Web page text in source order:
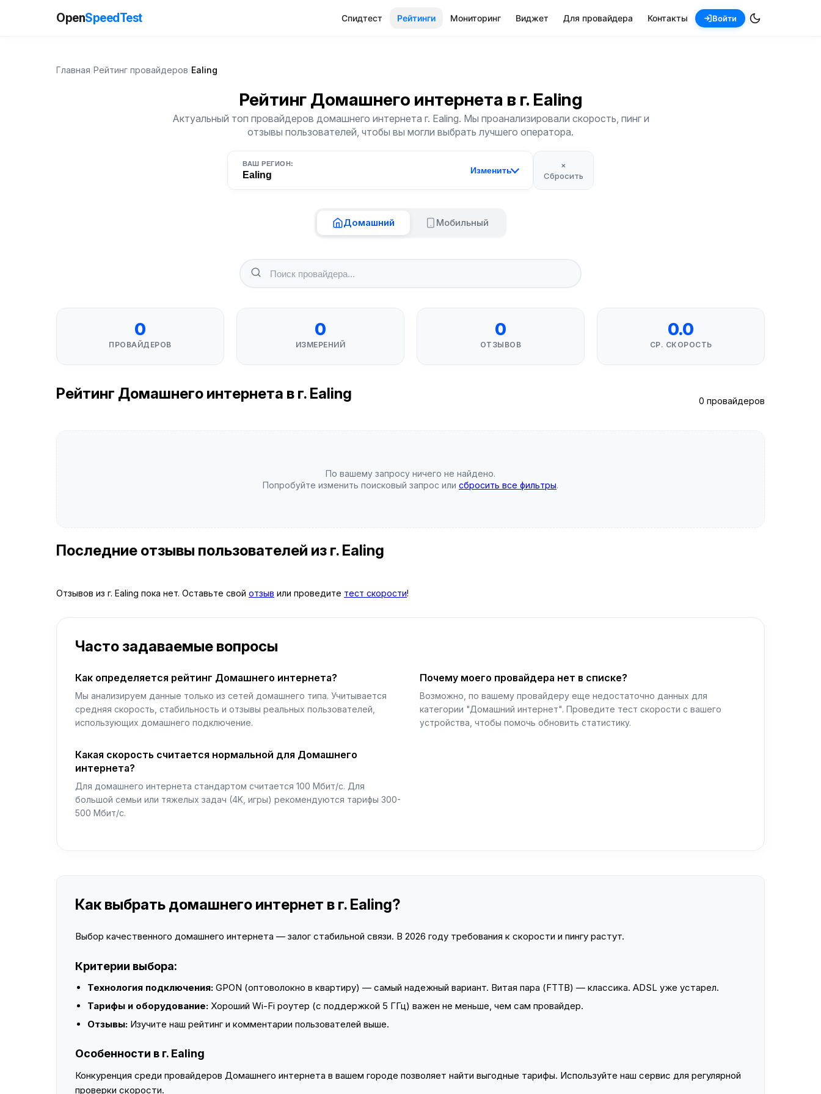
OpenSpeedTest Спидтест Рейтинги Мониторинг Виджет Для провайдера Контакты Войти
Главная Рейтинг провайдеров Ealing
Рейтинг Домашнего интернета в г. Ealing
Актуальный топ провайдеров домашнего интернета г. Ealing. Мы проанализировали скорость, пинг и
отзывы пользователей, чтобы вы могли выбрать лучшего оператора.
ВАШ РЕГИОН:
Ealing Изменить
×
Сбросить
Домашний Мобильный
0
ПРОВАЙДЕРОВ
0
ИЗМЕРЕНИЙ
0
ОТЗЫВОВ
0.0
СР. СКОРОСТЬ
Рейтинг Домашнего интернета в г. Ealing 0 провайдеров
По вашему запросу ничего не найдено.
Попробуйте изменить поисковый запрос или сбросить все фильтры.
Последние отзывы пользователей из г. Ealing
Отзывов из г. Ealing пока нет. Оставьте свой отзыв или проведите тест скорости!
Часто задаваемые вопросы
Как определяется рейтинг Домашнего интернета?
Мы анализируем данные только из сетей домашнего типа. Учитывается
средняя скорость, стабильность и отзывы реальных пользователей,
использующих домашнего подключение.
Почему моего провайдера нет в списке?
Возможно, по вашему провайдеру еще недостаточно данных для
категории "Домашний интернет". Проведите тест скорости с вашего
устройства, чтобы помочь обновить статистику.
Какая скорость считается нормальной для Домашнего
интернета?
Для домашнего интернета стандартом считается 100 Мбит/с. Для
большой семьи или тяжелых задач (4K, игры) рекомендуются тарифы 300-
500 Мбит/с.
Как выбрать домашнего интернет в г. Ealing?
Выбор качественного домашнего интернета — залог стабильной связи. В 2026 году требования к скорости и пингу растут.
Критерии выбора:
Технология подключения: GPON (оптоволокно в квартиру) — самый надежный вариант. Витая пара (FTTB) — классика. ADSL уже устарел.
Тарифы и оборудование: Хороший Wi-Fi роутер (с поддержкой 5 ГГц) важен не меньше, чем сам провайдер.
Отзывы: Изучите наш рейтинг и комментарии пользователей выше.
Особенности в г. Ealing
Конкуренция среди провайдеров Домашнего интернета в вашем городе позволяет найти выгодные тарифы. Используйте наш сервис для регулярной
проверки скорости.